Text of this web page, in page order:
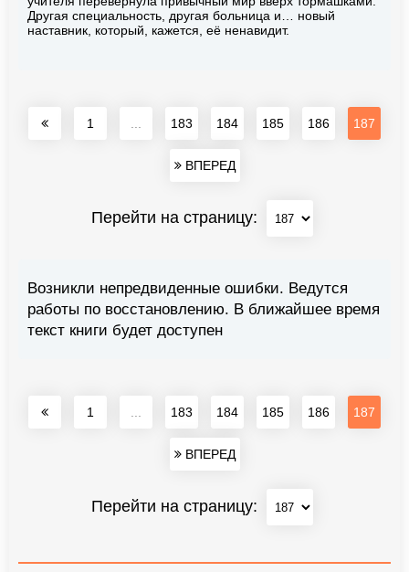
Другая специальность, другая больница и… новый
наставник, который, кажется, её ненавидит.
1 183 184 185 186 187
ВПЕРЕД
Перейти на страницу:
Возникли непредвиденные ошибки. Ведутся
работы по восстановлению. В ближайшее время
текст книги будет доступен
1 183 184 185 186 187
ВПЕРЕД
Перейти на страницу: